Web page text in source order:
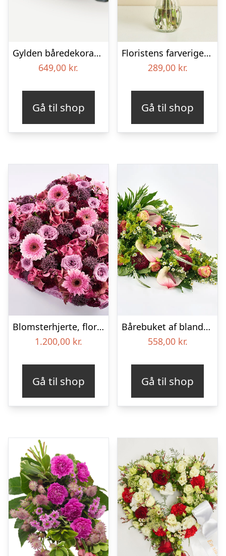
Gylden båredekoration
649,00 kr.
Gå til shop
Floristens farverige kondolencebuket
289,00 kr.
Gå til shop
Blomsterhjerte, floristens valg – Blomster til begravelse
1.200,00 kr.
Gå til shop
Bårebuket af blandede blomster – Blomster til begravelse
558,00 kr.
Gå til shop